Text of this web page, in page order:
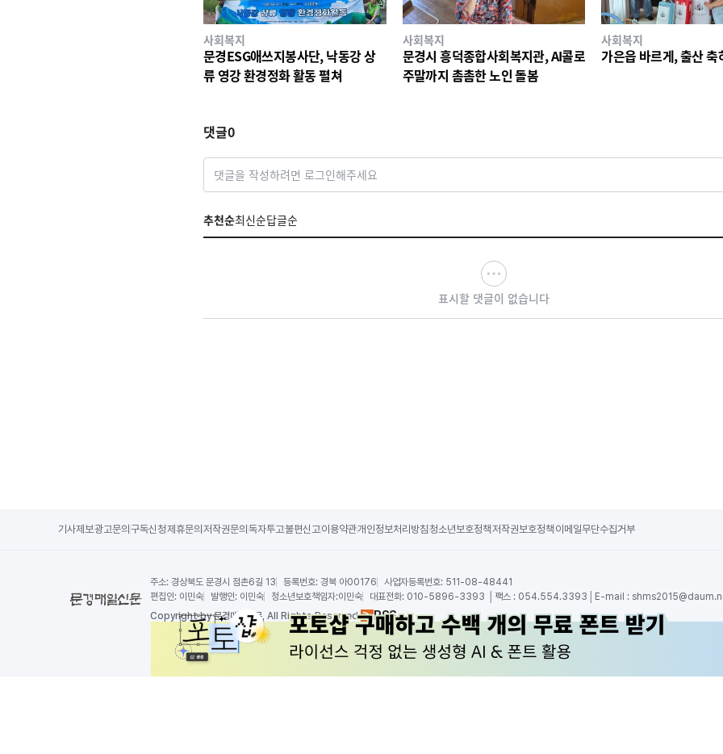
사회복지
문경ESG애쓰지봉사단, 낙동강 상
류 영강 환경정화 활동 펼쳐
사회복지
문경시 흥덕종합사회복지관, AI콜로
주말까지 촘촘한 노인 돌봄
사회복지
가은읍 바르게, 출산 축
댓글0
댓글을 작성하려면 로그인해주세요
추천순최신순답글순
표시할 댓글이 없습니다
기사제보광고문의 구독신청제휴문의 저작권문의 독자투고불편신고이용약관개인정보처리방침 청소년보호정책저작권보호정책 이메일무단수집거부
주소: 경상북도 문경시 점촌6길 13 등록번호: 경북 아00176 사업자등록번호: 511-08-48441
편집인: 이민숙 발행인: 이민숙 청소년보호책임자:이민숙 대표전화: 010-5896-3393 │팩스 : 054.554.3393│E-mail :
Copyright by 문경매일신문, All Rights Reserved. RSS